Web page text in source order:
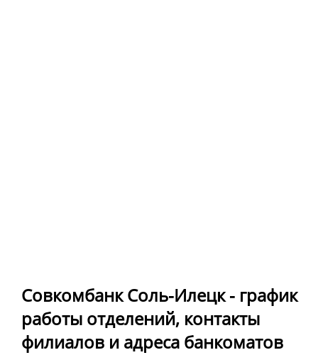
Совкомбанк Соль-Илецк - график
работы отделений, контакты
филиалов и адреса банкоматов